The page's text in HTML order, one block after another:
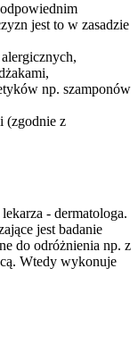
jest to w zasadzie
np. szamponów
(zgodnie z
- dermatologa.
jest badanie
do odróżnienia np. z
Wtedy wykonuje